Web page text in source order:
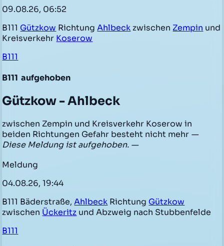
09.08.26, 06:52
B111 Gützkow RichtungAhlbeck zwischen Zempin und
Kreisverkehr Koserow
B111
B111 aufgehoben
Gützkow - Ahlbeck
zwischen Zempin und Kreisverkehr Koserow in
beiden Richtungen Gefahr besteht nicht mehr —
Diese Meldung ist aufgehoben. —
Meldung
04.08.26, 19:44
B111 Bäderstraße,Ahlbeck Richtung Gützkow
zwischen Ückeritz und Abzweig nach Stubbenfelde
B111